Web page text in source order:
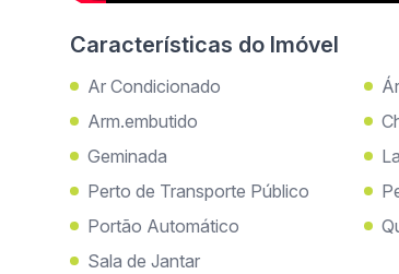
Características do Imóvel
Ar Condicionado
Arm.embutido
Geminada
Perto de Transporte Público
Portão Automático
Sala de Jantar